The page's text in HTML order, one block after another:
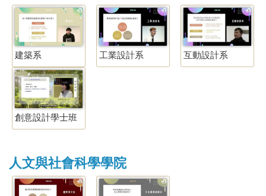
建築系 工業設計系 互動設計系
創意設計學士班
人文與社會科學學院